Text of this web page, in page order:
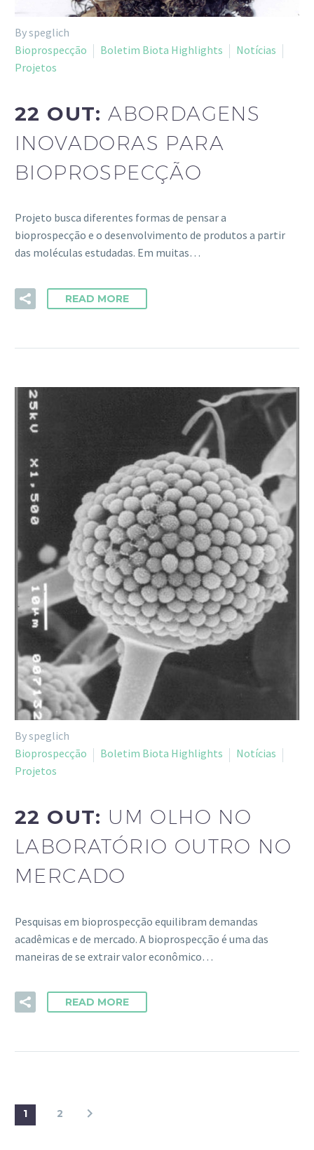
By speglich
Bioprospecção
Boletim Biota Highlights
Notícias
Projetos
22 OUT:ABORDAGENS
INOVADORAS PARA
BIOPROSPECÇÃO
Projeto busca diferentes formas de pensar a
bioprospecção e o desenvolvimento de produtos a partir
das moléculas estudadas. Em muitas…
READ MORE
By speglich
Bioprospecção
Boletim Biota Highlights
Notícias
Projetos
22 OUT: UM OLHO NO
LABORATÓRIO OUTRO NO
MERCADO
Pesquisas em bioprospecção equilibram demandas
acadêmicas e de mercado. A bioprospecção é uma das
maneiras de se extrair valor econômico…
READ MORE
1 2